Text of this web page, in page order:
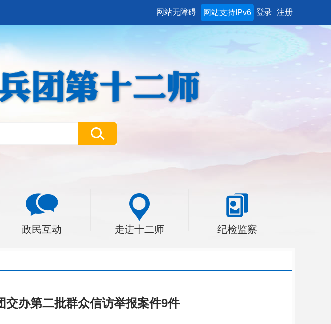
登录 注册
网站支持IPv6
网站无障碍
政民互动 走进十二师 纪检监察
办第二批群众信访举报案件9件